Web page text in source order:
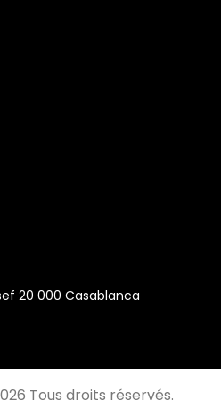
20 000 Casablanca
Tous droits réservés.